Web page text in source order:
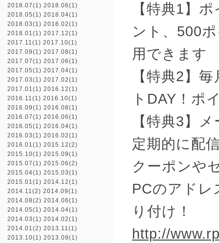
【特典1】
ント、500
用できます
【特典2】
トDAY！ポ
【特典3】
定期的に配
クーポンや
PCのアドレ
り付け！
http://
2018.07(1) 2018.06(1)
2018.05(1) 2018.04(1)
2018.03(1) 2018.02(1)
2018.01(1) 2017.12(1)
2017.11(1) 2017.10(1)
2017.09(1) 2017.08(1)
2017.07(1) 2017.06(1)
2017.05(1) 2017.04(1)
2017.03(1) 2017.02(1)
2017.01(1) 2016.12(1)
2016.11(1) 2016.10(1)
2016.09(1) 2016.08(1)
2016.07(1) 2016.06(1)
2016.05(1) 2016.04(1)
2016.03(1) 2016.02(1)
2016.01(1) 2015.12(2)
2015.10(1) 2015.09(1)
2015.07(1) 2015.06(2)
2015.04(1) 2015.03(1)
2015.01(1) 2014.12(1)
2014.11(2) 2014.09(1)
2014.08(2) 2014.06(1)
2014.05(1) 2014.04(1)
2014.03(1) 2014.02(1)
2014.01(2) 2013.11(1)
2013.10(1) 2013.09(1)